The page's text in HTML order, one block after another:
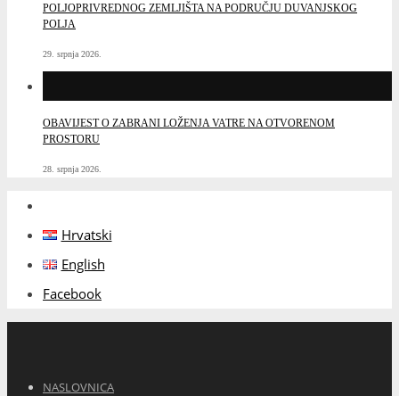
POLJOPRIVREDNOG ZEMLJIŠTA NA PODRUČJU DUVANJSKOG
POLJA
29. srpnja 2026.
OBAVIJEST O ZABRANI LOŽENJA VATRE NA OTVORENOM
PROSTORU
28. srpnja 2026.
Hrvatski
English
Facebook
NASLOVNICA